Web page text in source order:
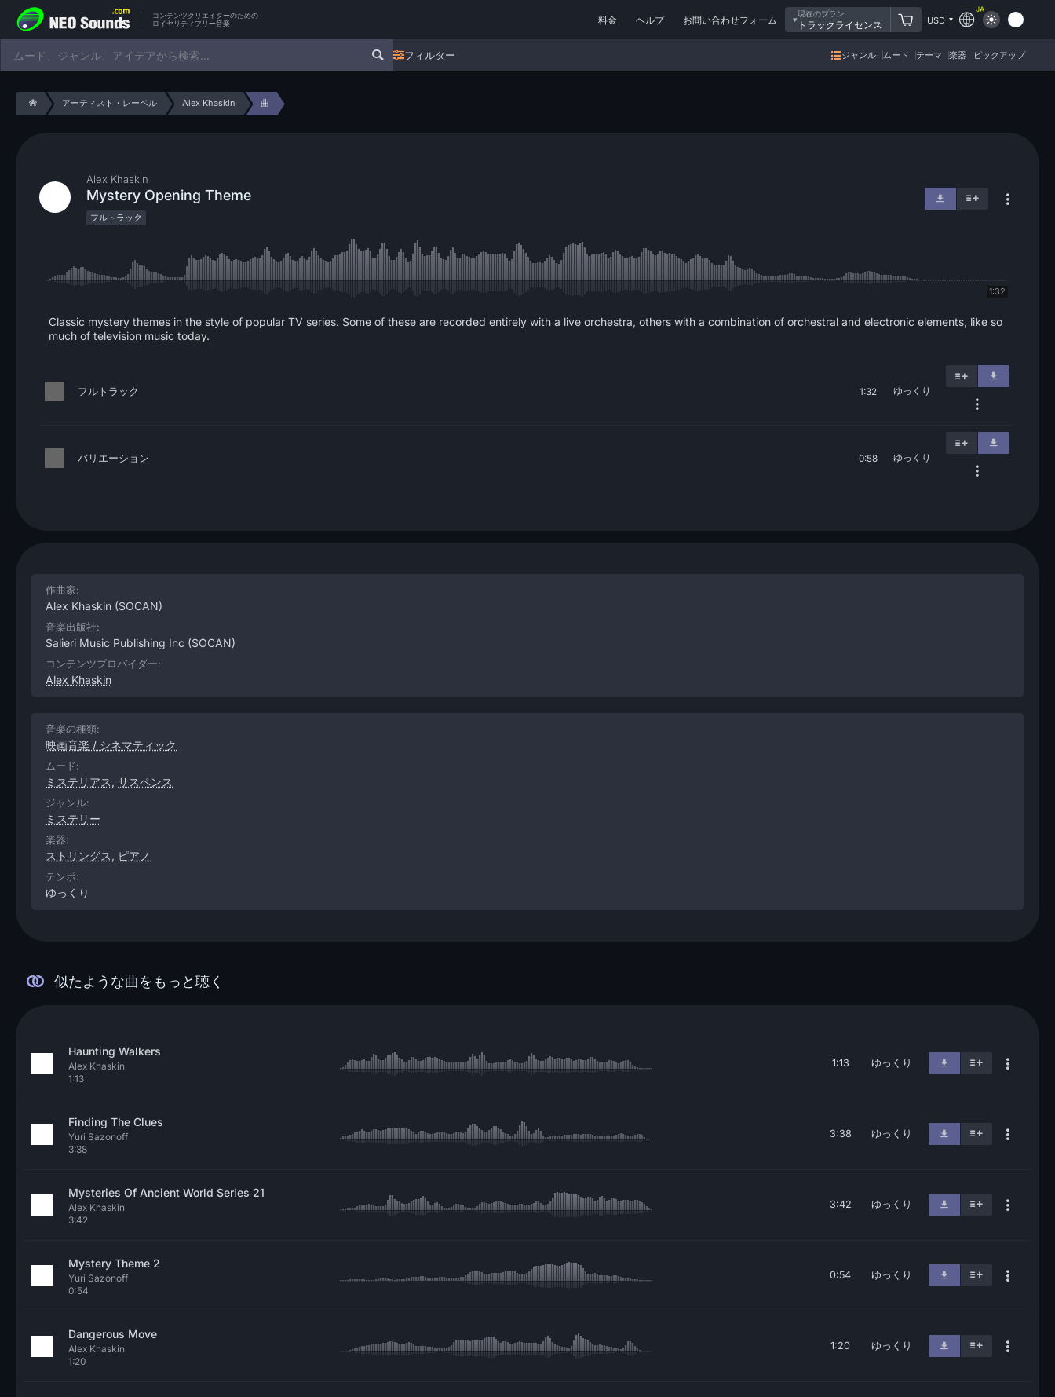
コンテンツクリエイターのための
ロイヤリティフリー音楽
料金 ヘルプ お問い合わせフォーム
現在のプラン
トラックライセンス USD
JA
フィルター ジャンル ムード テーマ 楽器 ピックアップ
アーティスト・レーベル Alex Khaskin 曲
Alex Khaskin
Mystery Opening Theme
フルトラック
1:32
Classic mystery themes in the style of popular TV series. Some of these are recorded entirely with a live orchestra, others with a combination of orchestral and electronic elements, like so
much of television music today.
フルトラック 1:32 ゆっくり
バリエーション 0:58 ゆっくり
作曲家:
Alex Khaskin (SOCAN)
音楽出版社:
Salieri Music Publishing Inc (SOCAN)
コンテンツプロバイダー:
Alex Khaskin
音楽の種類:
映画音楽 / シネマティック
ムード:
ミステリアス , サスペンス
ジャンル:
ミステリー
楽器:
ストリングス , ピアノ
テンポ:
ゆっくり
似たような曲をもっと聴く
Haunting Walkers
Alex Khaskin
1:13
1:13 ゆっくり
Finding The Clues
Yuri Sazonoff
3:38
3:38 ゆっくり
Mysteries Of Ancient World Series 21
Alex Khaskin
3:42
3:42 ゆっくり
Mystery Theme 2
Yuri Sazonoff
0:54
0:54 ゆっくり
Dangerous Move
Alex Khaskin
1:20
1:20 ゆっくり